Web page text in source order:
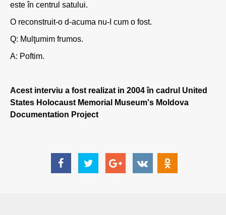
este în centrul satului.
O reconstruit-o d-acuma nu-I cum o fost.
Q: Mulţumim frumos.
A: Poftim.
Acest interviu a fost realizat in 2004 în cadrul United
States Holocaust Memorial Museum's Moldova
Documentation Project